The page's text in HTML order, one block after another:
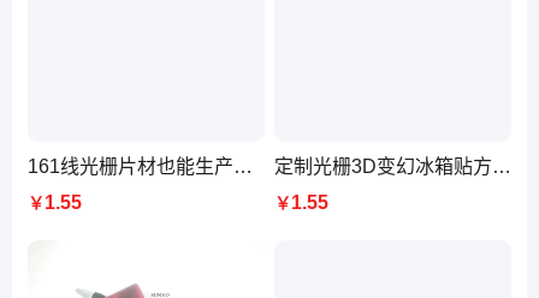
161线光栅片材也能生产出变幻，光栅3D变图卡片，定制5D明信片厂
￥1.55
定制光栅3D变幻冰箱贴方式 立体幻彩卡,3D印刷,制作5D卡片
￥1.55